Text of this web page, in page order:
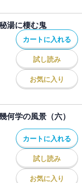
湯に棲む鬼
カートに入れる
試し読み
お気に入り
何学の風景（六）
カートに入れる
試し読み
お気に入り